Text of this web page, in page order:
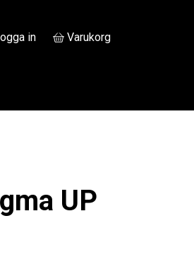
in Varukorg
UP